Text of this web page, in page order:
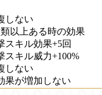
しない
以上ある時の効果
スキル効果+5回
スキル威力+100%
しない
果が増加しない